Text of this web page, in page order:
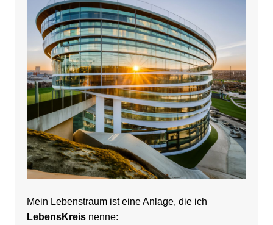
Mein Lebenstraum ist eine Anlage, die ich
LebensKreisnenne: